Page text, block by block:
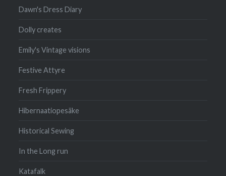
Dawn's Dress Diary
Dolly creates
Emily's Vintage visions
Festive Attyre
Fresh Frippery
Hibernaatiopesäke
Historical Sewing
In the Long run
Katafalk